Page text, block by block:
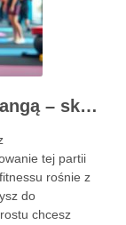
Ćwiczenia na pośladki ze sztangą – skuteczne metody i techniki treningowe
tej partii
rośnie z
do
chcesz